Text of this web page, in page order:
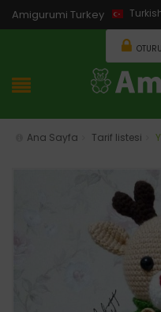
Amigurumi Turkey
Ana Sayfa Tarif listesi